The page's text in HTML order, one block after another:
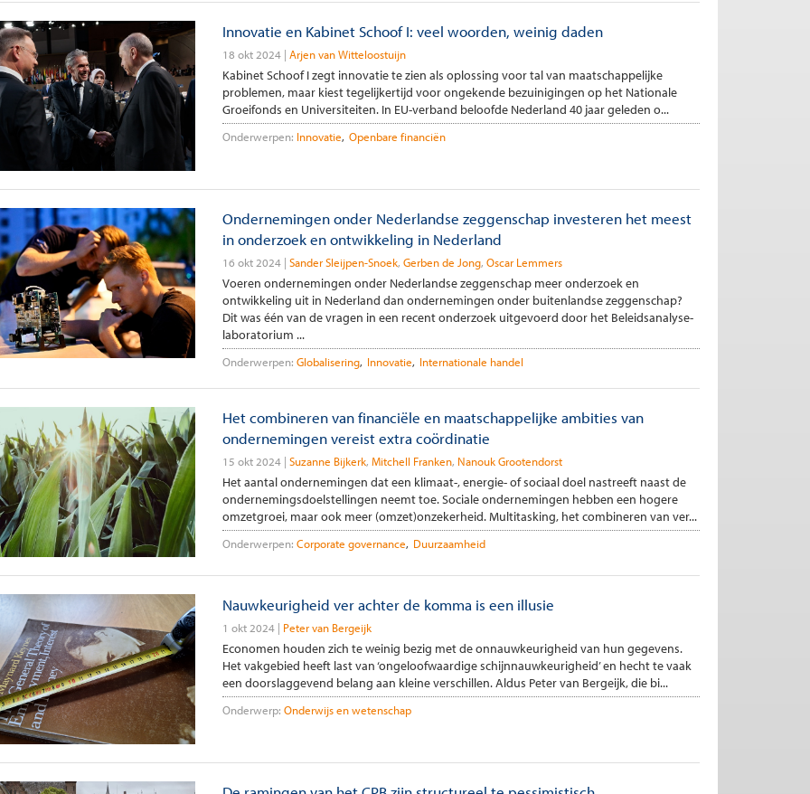
Innovatie en Kabinet Schoof I: veel woorden, weinig daden
18 okt 2024 Arjen van Witteloostuijn
Kabinet Schoof I zegt innovatie te zien als oplossing voor tal van maatschappelijke
problemen, maar kiest tegelijkertijd voor ongekende bezuinigingen op het Nationale
Groeifonds en Universiteiten. In EU-verband beloofde Nederland 40 jaar geleden o...
Onderwerpen: Innovatie Openbare financiën
Ondernemingen onder Nederlandse zeggenschap investeren het meest
in onderzoek en ontwikkeling in Nederland
16 okt 2024 Sander Sleijpen-Snoek Gerben de Jong Oscar Lemmers
Voeren ondernemingen onder Nederlandse zeggenschap meer onderzoek en
ontwikkeling uit in Nederland dan ondernemingen onder buitenlandse zeggenschap?
Dit was één van de vragen in een recent onderzoek uitgevoerd door het Beleidsanalyse-
laboratorium ...
Onderwerpen: Globalisering Innovatie Internationale handel
Het combineren van financiële en maatschappelijke ambities van
ondernemingen vereist extra coördinatie
15 okt 2024 Suzanne Bijkerk Mitchell Franken Nanouk Grootendorst
Het aantal ondernemingen dat een klimaat-, energie- of sociaal doel nastreeft naast de
ondernemingsdoelstellingen neemt toe. Sociale ondernemingen hebben een hogere
omzetgroei, maar ook meer (omzet)onzekerheid. Multitasking, het combineren van ver...
Onderwerpen: Corporate governance Duurzaamheid
Nauwkeurigheid ver achter de komma is een illusie
1 okt 2024 Peter van Bergeijk
Economen houden zich te weinig bezig met de onnauwkeurigheid van hun gegevens.
Het vakgebied heeft last van ‘ongeloofwaardige schijnnauwkeurigheid’ en hecht te vaak
een doorslaggevend belang aan kleine verschillen. Aldus Peter van Bergeijk, die bi...
Onderwerp: Onderwijs en wetenschap